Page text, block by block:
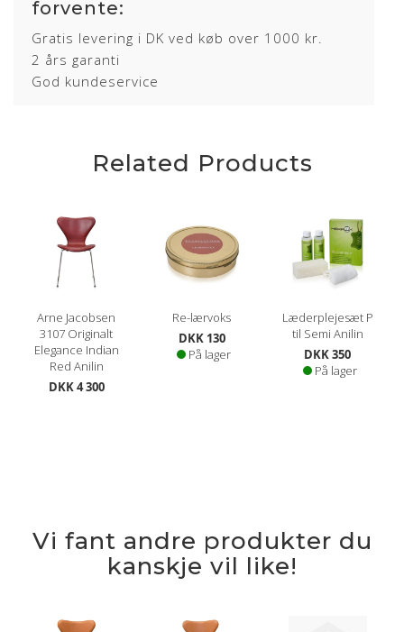
forvente:
Gratis levering i DK ved køb over 1000 kr.
2 års garanti
God kundeservice
Related Products
Arne Jacobsen
3107 Originalt
Elegance Indian
Red Anilin
DKK 4 300
Re-lærvoks
DKK 130
På lager
Læderplejesæt P
til Semi Anilin
DKK 350
På lager
Vi fant andre produkter du
kanskje vil like!